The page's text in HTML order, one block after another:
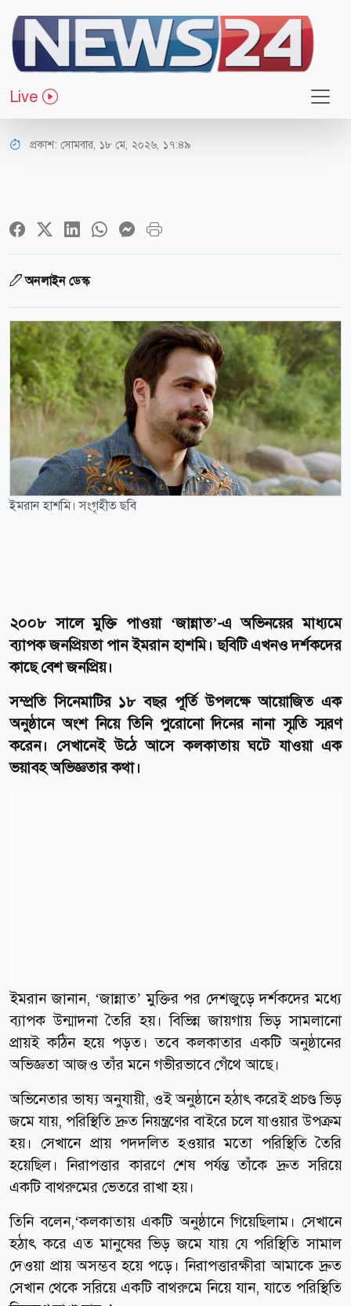
Live
বিনোদন
কেন ভয়ঙ্কর পরিস্থিতিতে পড়েছিলেন
হাশমি?
প্রকাশ: সোমবার, ১৮ মে, ২০২৬, ১৭:৪৯
অনলাইন ডেস্ক
ইমরান হাশমি। সংগৃহীত ছবি
২০০৮ সালে মুক্তি পাওয়া ‘জান্নাত’-এ অভিনয়ের মাধ্যমে
ব্যাপক জনপ্রিয়তা পান ইমরান হাশমি। ছবিটি এখনও দর্শকদের
কাছে বেশ জনপ্রিয়।
সম্প্রতি সিনেমাটির ১৮ বছর পূর্তি উপলক্ষে আয়োজিত এক
অনুষ্ঠানে অংশ নিয়ে তিনি পুরোনো দিনের নানা স্মৃতি স্মরণ
করেন। সেখানেই উঠে আসে কলকাতায় ঘটে যাওয়া এক
ভয়াবহ অভিজ্ঞতার কথা।
ইমরান জানান, ‘জান্নাত’ মুক্তির পর দেশজুড়ে দর্শকদের মধ্যে
ব্যাপক উন্মাদনা তৈরি হয়। বিভিন্ন জায়গায় ভিড় সামলানো
প্রায়ই কঠিন হয়ে পড়ত। তবে কলকাতার একটি অনুষ্ঠানের
অভিজ্ঞতা আজও তাঁর মনে গভীরভাবে গেঁথে আছে।
অভিনেতার ভাষ্য অনুযায়ী, ওই অনুষ্ঠানে হঠাৎ করেই প্রচণ্ড ভিড়
জমে যায়, পরিস্থিতি দ্রুত নিয়ন্ত্রণের বাইরে চলে যাওয়ার উপক্রম
হয়। সেখানে প্রায় পদদলিত হওয়ার মতো পরিস্থিতি তৈরি
হয়েছিল। নিরাপত্তার কারণে শেষ পর্যন্ত তাঁকে দ্রুত সরিয়ে
একটি বাথরুমের ভেতরে রাখা হয়।
তিনি বলেন,‘কলকাতায় একটি অনুষ্ঠানে গিয়েছিলাম। সেখানে
হঠাৎ করে এত মানুষের ভিড় জমে যায় যে পরিস্থিতি সামাল
দেওয়া প্রায় অসম্ভব হয়ে পড়ে। নিরাপত্তারক্ষীরা আমাকে দ্রুত
সেখান থেকে সরিয়ে একটি বাথরুমে নিয়ে যান, যাতে পরিস্থিতি